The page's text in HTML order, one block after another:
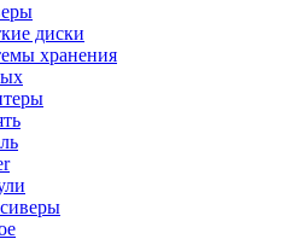
диски
хранения